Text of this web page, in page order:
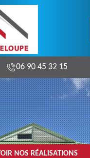
06 90 45 32 15
NOS RÉALISATIONS